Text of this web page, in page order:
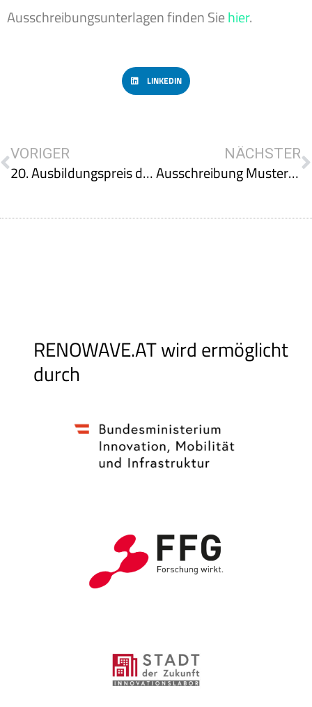
Ausschreibungsunterlagen finden Siehier.
LINKEDIN
VORIGER
20. Ausbildungspreis der FMA und IFMA Austria
NÄCHSTER
Ausschreibung Mustersanierung – Förderung für Thermische Gebäudesanierung, Energieeffizienz und Erneuerbare Energien
RENOWAVE.AT wird ermöglicht
durch